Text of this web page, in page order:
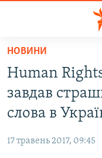
Перейти
основного
матеріалу
до
основної
навігації
ВІДЕО ТА ФОТО
БЛОГИ
НОВИНИ
Human
завдав
слова в
17 травень 2017, 09:45